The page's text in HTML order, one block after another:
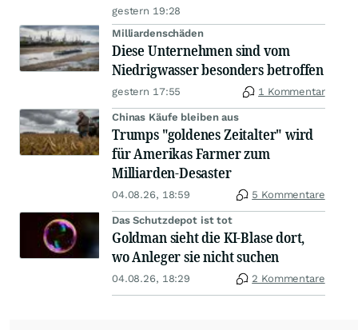
gestern 19:28
Milliardenschäden
Diese Unternehmen sind vom
Niedrigwasser besonders betroffen
gestern 17:55 1 Kommentar
Chinas Käufe bleiben aus
Trumps "goldenes Zeitalter" wird
für Amerikas Farmer zum
Milliarden-Desaster
04.08.26, 18:59 5 Kommentare
Das Schutzdepot ist tot
Goldman sieht die KI-Blase dort,
wo Anleger sie nicht suchen
04.08.26, 18:29 2 Kommentare